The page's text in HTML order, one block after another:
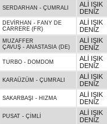
SERDARHAN - ÇUMRALI
ALİ IŞIK
DENİZ
DEVİRHAN - FANY DE
CARRERE (FR)
ALİ IŞIK
DENİZ
MUZAFFER
ÇAVUŞ - ANASTASIA (DE)
ALİ IŞIK
DENİZ
TURBO - DOMDOM
ALİ IŞIK
DENİZ
KARAÜZÜM - ÇUMRALI
ALİ IŞIK
DENİZ
SAKARBAŞI - HIZMA
ALİ IŞIK
DENİZ
PUSAT - ÇİMLİ
ALİ IŞIK
DENİZ